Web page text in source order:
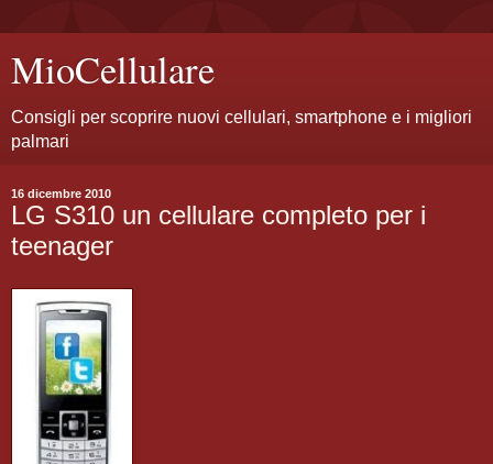
MioCellulare
Consigli per scoprire nuovi cellulari, smartphone e i migliori
palmari
16 dicembre 2010
LG S310 un cellulare completo per i
teenager